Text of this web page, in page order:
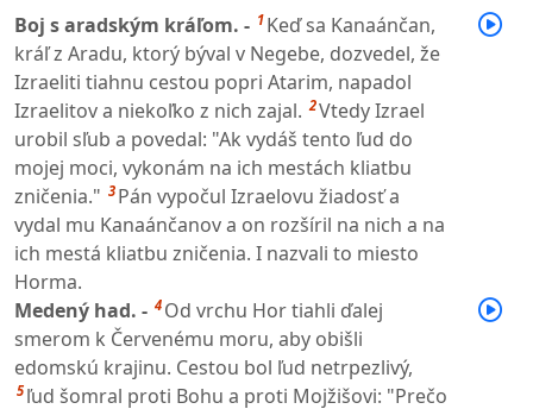
Boj s aradským kráľom. - 1 Keď sa Kanaánčan,
kráľ z Aradu, ktorý býval v Negebe, dozvedel, že
Izraeliti tiahnu cestou popri Atarim, napadol
Izraelitov a niekoľko z nich zajal. 2Vtedy Izrael
urobil sľub a povedal: "Ak vydáš tento ľud do
mojej moci, vykonám na ich mestách kliatbu
zničenia." 3 Pán vypočul Izraelovu žiadosť a
vydal mu Kanaánčanov a on rozšíril na nich a na
ich mestá kliatbu zničenia. I nazvali to miesto
Horma.
Medený had. - 4 Od vrchu Hor tiahli ďalej
smerom k Červenému moru, aby obišli
edomskú krajinu. Cestou bol ľud netrpezlivý,
5 ľud šomral proti Bohu a proti Mojžišovi: "Prečo